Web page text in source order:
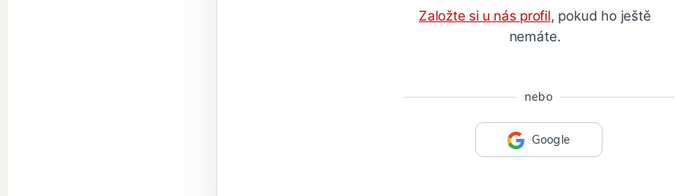
Založte si u nás profil, pokud ho ještě
nemáte.
nebo
Google